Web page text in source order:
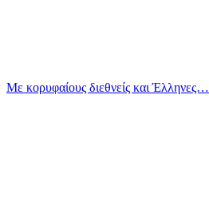
Με κορυφαίους διεθνείς και Έλληνες…